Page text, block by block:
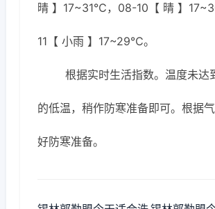
晴 】17~31℃，08-10【 晴 】
11【 小雨 】17~29℃。
根据实时生活指数。温度未达
的低温，稍作防寒准备即可。根据
好防寒准备。